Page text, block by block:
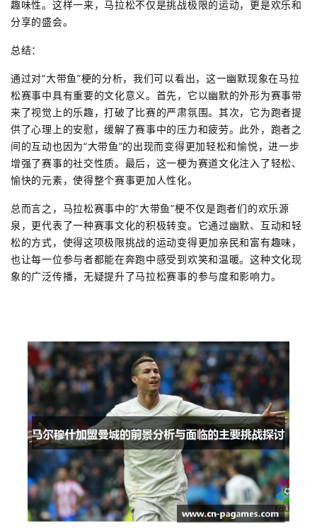
趣味性。这样一来，马拉松不仅是挑战极限的运动，更是欢乐和
分享的盛会。
总结：
通过对“大带鱼”梗的分析，我们可以看出，这一幽默现象在马拉
松赛事中具有重要的文化意义。首先，它以幽默的外形为赛事带
来了视觉上的乐趣，打破了比赛的严肃氛围。其次，它为跑者提
供了心理上的安慰，缓解了赛事中的压力和疲劳。此外，跑者之
间的互动也因为“大带鱼”的出现而变得更加轻松和愉悦，进一步
增强了赛事的社交性质。最后，这一梗为赛道文化注入了轻松、
愉快的元素，使得整个赛事更加人性化。
总而言之，马拉松赛事中的“大带鱼”梗不仅是跑者们的欢乐源
泉，更代表了一种赛事文化的积极转变。它通过幽默、互动和轻
松的方式，使得这项极限挑战的运动变得更加亲民和富有趣味，
也让每一位参与者都能在奔跑中感受到欢笑和温暖。这种文化现
象的广泛传播，无疑提升了马拉松赛事的参与度和影响力。